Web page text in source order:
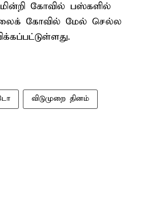
கோவில் பஸ்களில்
கோவில் மேல் செல்ல
விடுமுறை தினம்